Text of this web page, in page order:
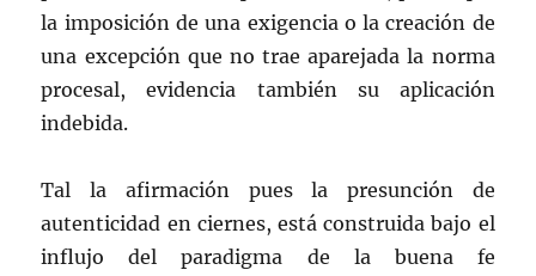
la imposición de una exigencia o la creación de
una excepción que no trae aparejada la norma
procesal, evidencia también su aplicación
indebida.
Tal la afirmación pues la presunción de
autenticidad en ciernes, está construida bajo el
influjo del paradigma de la buena fe